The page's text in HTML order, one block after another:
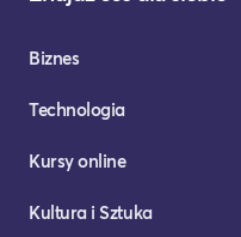
Biznes
Technologia
Kursy online
Kultura i Sztuka